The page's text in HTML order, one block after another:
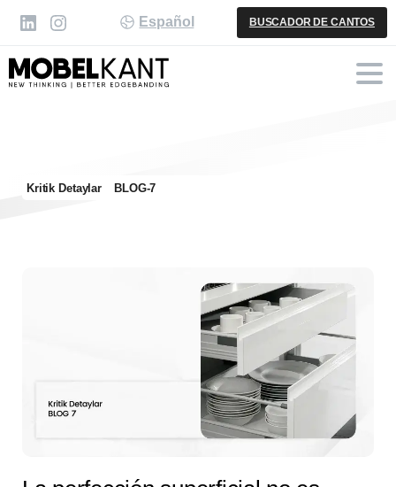
Español BUSCADOR DE CANTOS
Kritik Detaylar BLOG-7